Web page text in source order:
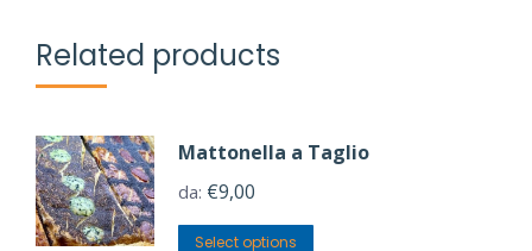
Related products
Mattonella a Taglio
da: €9,00
Select options